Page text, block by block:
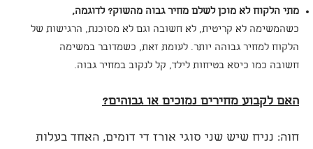
מתי הלקוח לא מוכן לשלם מחיר גבוה מהשוק? לדוגמה,
כשהמשימה לא קריטית, לא חשובה וגם לא מסוכנת, הרגישות של
הלקוח למחיר גבוהה יותר. לעומת זאת, כשמדובר במשימה
חשובה כמו כיסא בטיחות לילד, קל לנקוב במחיר גבוה.
האם לקבוע מחירים נמוכים או גבוהים?
חוה: נניח שיש שני סוגי אורז די דומים, האחד בעלות